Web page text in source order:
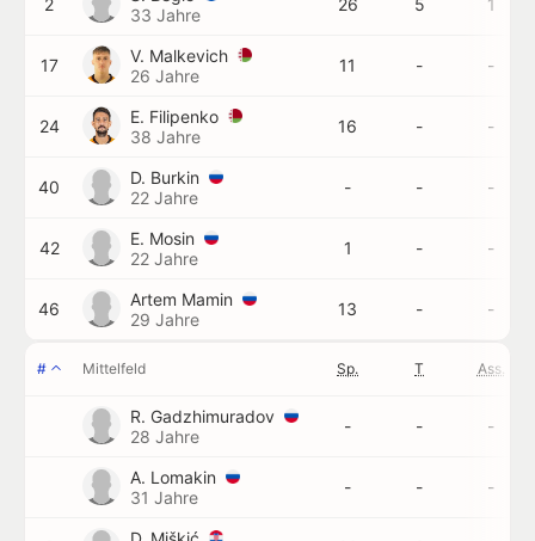
2
33 Jahre
26 5 1
17
V. Malkevich
26 Jahre
11 - -
24
E. Filipenko
38 Jahre
16 - -
40
D. Burkin
22 Jahre
- - -
42
E. Mosin
22 Jahre
1 - -
46
Artem Mamin
29 Jahre
13 - -
# Mittelfeld Sp. T Ass.
R. Gadzhimuradov
28 Jahre
- - -
A. Lomakin
31 Jahre
- - -